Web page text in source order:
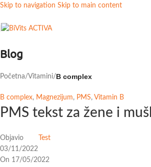
Skip to navigation Skip to main content
Blog
Početna/Vitamini/B complex
B complex, Magnezijum, PMS, Vitamin B
PMS tekst za žene i
Objavio
Test
03/11/2022
On 17/05/2022